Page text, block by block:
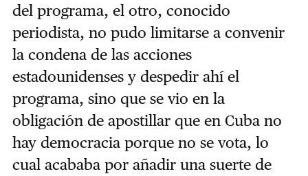
del programa, el otro, conocido
periodista, no pudo limitarse a convenir
la condena de las acciones
estadounidenses y despedir ahí el
programa, sino que se vio en la
obligación de apostillar que en Cuba no
hay democracia porque no se vota, lo
cual acababa por añadir una suerte de